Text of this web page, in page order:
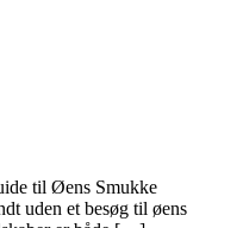
til Øens Smukke
uden et besøg til øens